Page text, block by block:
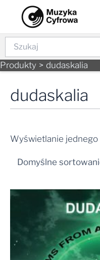
content
Szukaj
Produkty dudaskalia
dudaskalia
Wyświetlanie jednego